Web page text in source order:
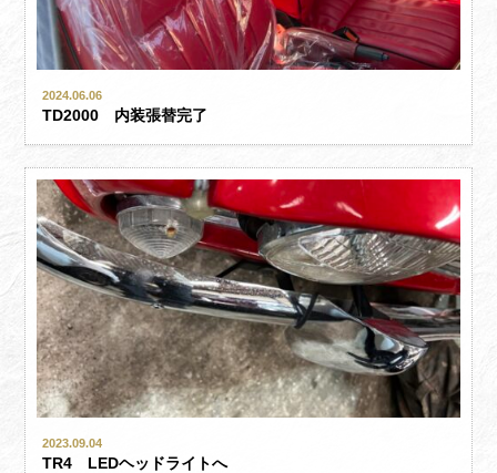
2024.06.06
TD2000 内装張替完了
2023.09.04
TR4 LEDヘッドライトへ